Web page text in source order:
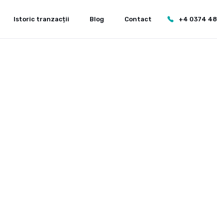
Istoric tranzacții Blog Contact +4 0374